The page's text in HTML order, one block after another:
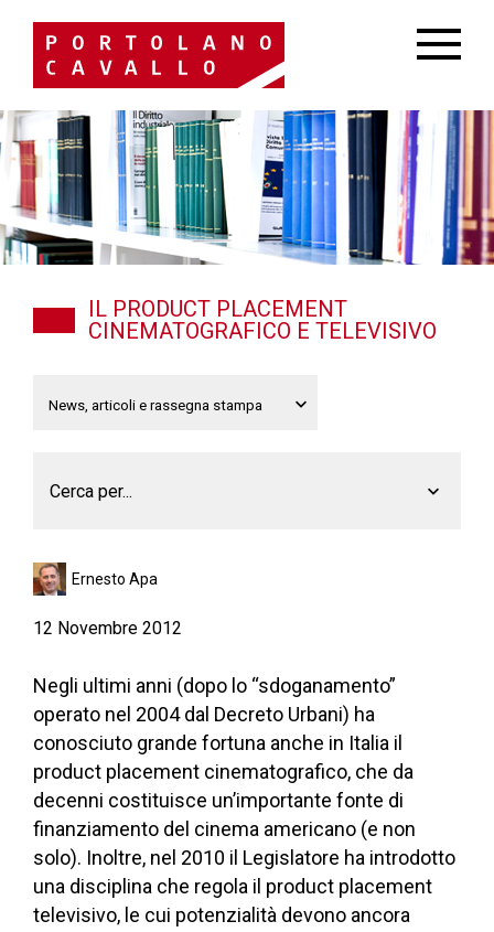
IL PRODUCT PLACEMENT
CINEMATOGRAFICO E TELEVISIVO
Cerca per...
Ernesto Apa
12 Novembre 2012
Negli ultimi anni (dopo lo “sdoganamento”
operato nel 2004 dal Decreto Urbani) ha
conosciuto grande fortuna anche in Italia il
product placement cinematografico, che da
decenni costituisce un’importante fonte di
finanziamento del cinema americano (e non
solo). Inoltre, nel 2010 il Legislatore ha introdotto
una disciplina che regola il product placement
televisivo, le cui potenzialità devono ancora